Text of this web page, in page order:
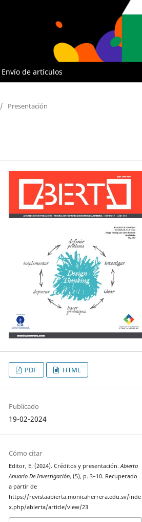
Envío de artículos
/ Presentación
PDF HTML
Publicado
19-02-2024
Cómo citar
Editor, E. (2024). Créditos y presentación.Abierta
Anuario De Investigación, (5), p. 3–10. Recuperado
a partir de
https://revistaabierta.monicaherrera.edu.sv/inde
x.php/abierta/article/view/23